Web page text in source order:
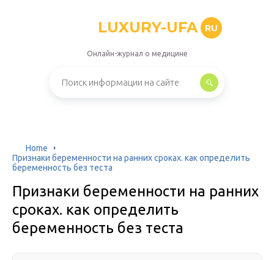
LUXURY-UFA RU
Онлайн-журнал о медицине
Home
Признаки беременности на ранних сроках. как определить
беременность без теста
Признаки беременности на ранних
сроках. как определить
беременность без теста